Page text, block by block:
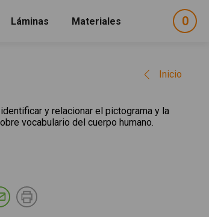
Láminas Materiales 0
Inicio
y relacionar el pictograma y la
vocabulario del cuerpo humano.
Twitter
en Google Plus
Compartir en Pinterest
Compartir por E-mail